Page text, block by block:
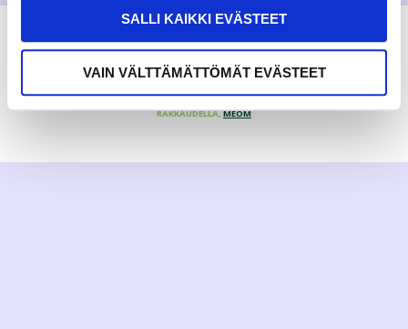
SALLI KAIKKI EVÄSTEET
VAIN VÄLTTÄMÄTTÖMÄT EVÄSTEET
RAKKAUDELLA,MEOM